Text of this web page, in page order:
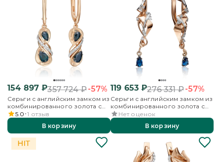
154 897 ₽357 724₽-57%
Серьги с английским замком из
комбинированного золота с
сапфирами и бриллиантами
5.0 1 отзыв
В корзину
119 653 ₽276 331₽-57%
Серьги с английским замком из
комбинированного золота с
сапфиром и бриллиантами
Нет оценок
В корзину